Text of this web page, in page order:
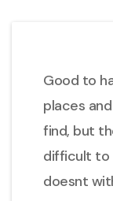
Good to
places
find, but
difficult to
doesnt